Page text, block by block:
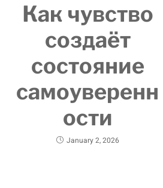
Как чувство
создаёт
состояние
самоуверенн
ости
January 2, 2026